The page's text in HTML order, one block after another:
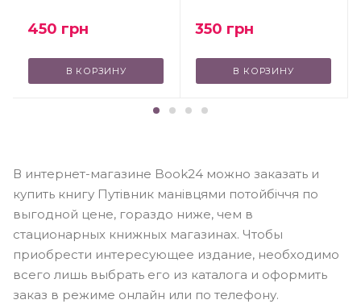
450 грн
В КОРЗИНУ
350 грн
В КОРЗИНУ
В интернет-магазине Book24 можно заказать и
купить книгу Путівник манівцями потойбіччя по
выгодной цене, гораздо ниже, чем в
стационарных книжных магазинах. Чтобы
приобрести интересующее издание, необходимо
всего лишь выбрать его из каталога и оформить
заказ в режиме онлайн или по телефону.